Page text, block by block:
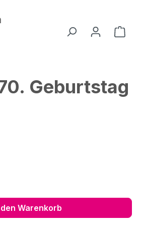
Geburtstag
Wert ein oder
Warenkorb